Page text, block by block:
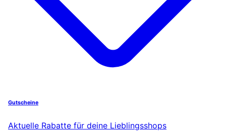
Gutscheine
Aktuelle Rabatte für deine Lieblingsshops